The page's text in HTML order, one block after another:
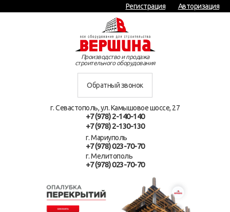
Регистрация Авторизация
Производство и продажа
строительного оборудования
Обратный звонок
г. Севастополь, ул. Камышовое шоссе, 27
+7 (978) 2-140-140
+7 (978) 2-130-130
г. Мариуполь
+7 (978) 023-70-70
г. Мелитополь
+7 (978) 023-70-70